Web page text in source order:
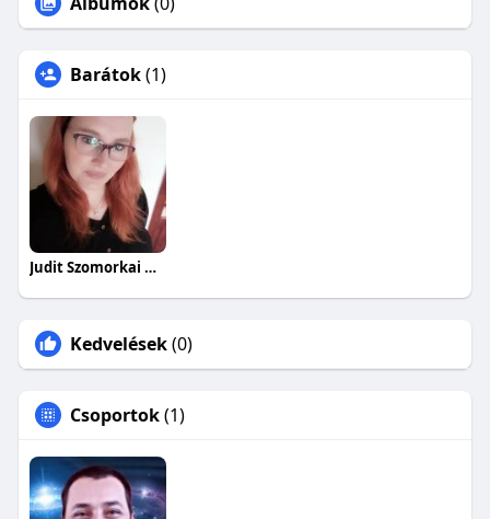
Barátok(1)
Judit Szomorkai Heffnerné
Kedvelések(0)
Csoportok(1)